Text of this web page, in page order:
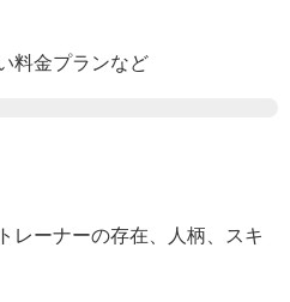
料金プランなど
レーナーの存在、人柄、スキ